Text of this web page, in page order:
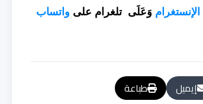
الإنستغرام وَعَلَى تلغرام على واتساب
إيميل طباعة